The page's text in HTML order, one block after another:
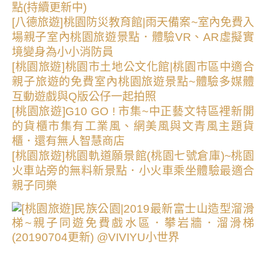
點(持續更新中)
[八德旅遊]桃園防災教育館|雨天備案~室內免費入
場親子室內桃園旅遊景點．體驗VR、AR虛擬實
境變身為小小消防員
[桃園旅遊]桃園市土地公文化館|桃園市區中適合
親子旅遊的免費室內桃園旅遊景點~體驗多媒體
互動遊戲與Q版公仔一起拍照
[桃園旅遊]G10 GO ! 市集~中正藝文特區裡新開
的貨櫃市集有工業風、網美風與文青風主題貨
櫃．還有無人智慧商店
[桃園旅遊]桃園軌道願景館(桃園七號倉庫)~桃園
火車站旁的無料新景點．小火車乘坐體驗最適合
親子同樂